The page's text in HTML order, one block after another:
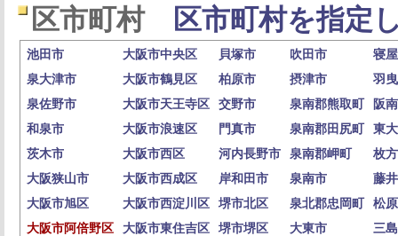
区市町村
区市町村を指定
池田市 大阪市中央区 貝塚市 吹田市
寝
泉大津市
大阪市鶴見区 柏原市 摂津市
羽
泉佐野市
大阪市天王寺区 交野市 泉南郡熊取町
阪
和泉市
大阪市浪速区 門真市 泉南郡田尻町
東
茨木市
大阪市西区 河内長野市 泉南郡岬町
枚
大阪狭山市
大阪市西成区 岸和田市 泉南市
藤
大阪市旭区
大阪市西淀川区 堺市北区 泉北郡忠岡町
松
大阪市阿倍野区
大阪市東住吉区 堺市堺区 大東市
三